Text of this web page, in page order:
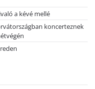
a kévé mellé
koncerteznek